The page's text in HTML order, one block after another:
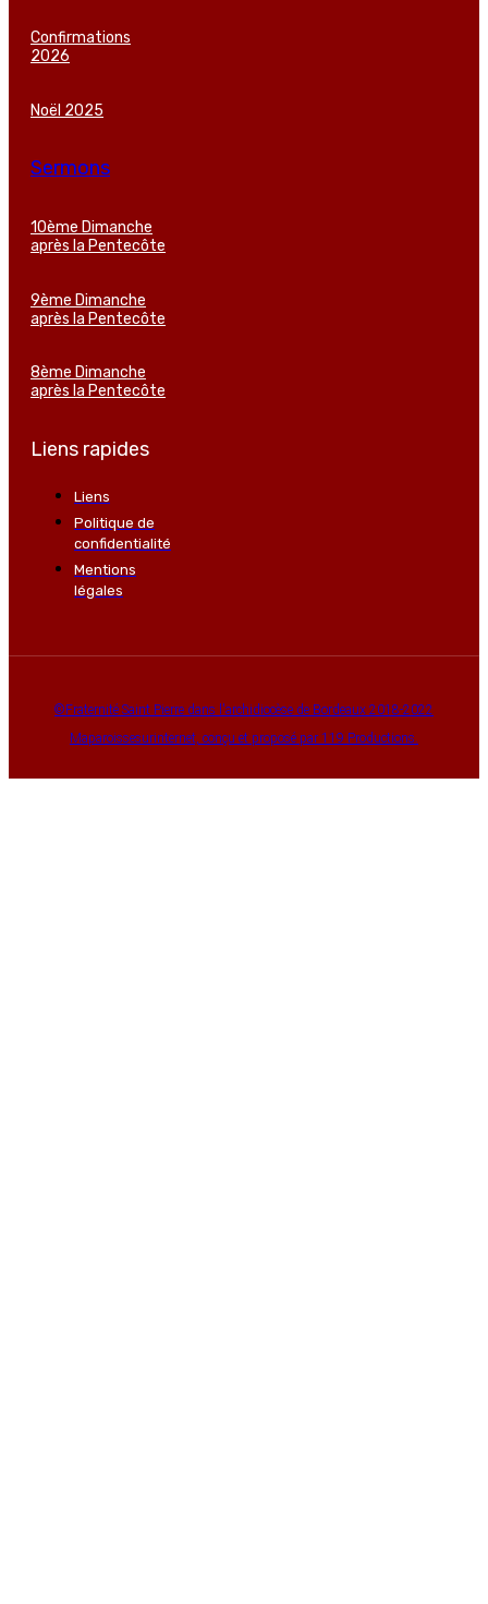
Confirmations
2026
Noël 2025
Sermons
10ème Dimanche
après la Pentecôte
9ème Dimanche
après la Pentecôte
8ème Dimanche
après la Pentecôte
Liens rapides
Liens
Politique de
confidentialité
Mentions
légales
©Fraternité Saint Pierre dans l'archidiocèse de Bordeaux 2018-2022
Maparoissesurinternet, conçu et proposé par 119 Productions.